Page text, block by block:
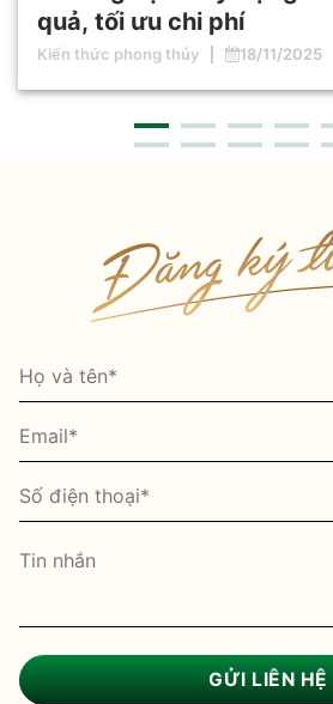
Kiến thức phong thủy
quả, tối ưu chi phí
18/11/2025